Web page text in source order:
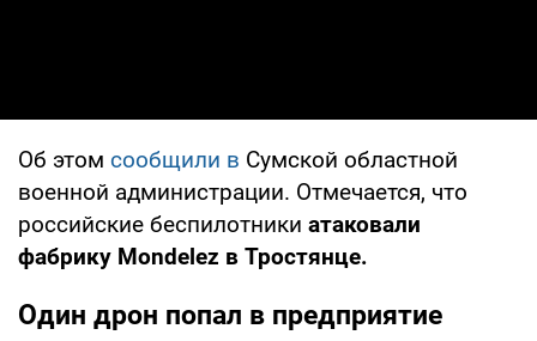
Об этом сообщили в Сумской областной
военной администрации. Отмечается, что
российские беспилотники атаковали
фабрику Mondelez в Тростянце.
Один дрон попал в предприятие